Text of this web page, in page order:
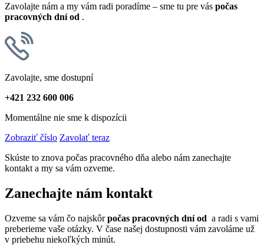
Zavolajte nám a my vám radi poradíme – sme tu pre vás počas
pracovných dní od .
Zavolajte, sme dostupní
+421 232 600 006
Momentálne nie sme k dispozícii
Zobraziť číslo Zavolať teraz
Skúste to znova počas pracovného dňa alebo nám zanechajte
kontakt a my sa vám ozveme.
Zanechajte nám kontakt
Ozveme sa vám čo najskôrpočas pracovných dní od a radi s vami
preberieme vaše otázky. V čase našej dostupnosti vám zavoláme už
v priebehu niekoľkých minút.